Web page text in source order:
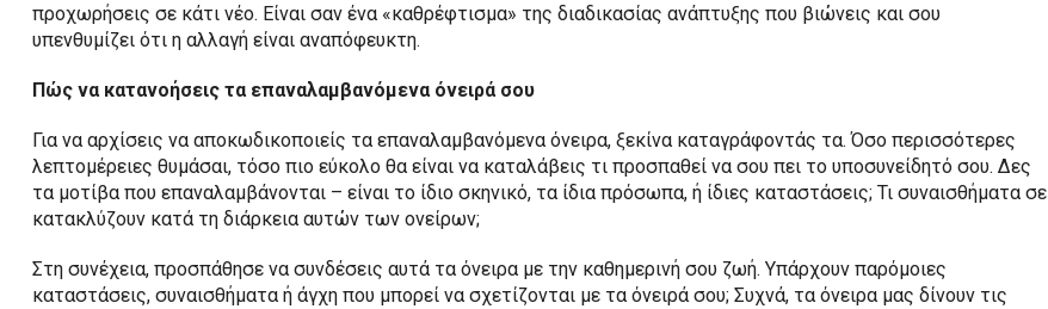
προχωρήσεις σε κάτι νέο. Είναι σαν ένα «καθρέφτισμα» της διαδικασίας ανάπτυξης που βιώνεις και σου
υπενθυμίζει ότι η αλλαγή είναι αναπόφευκτη.
Πώς να κατανοήσεις τα επαναλαμβανόμενα όνειρά σου
Για να αρχίσεις να αποκωδικοποιείς τα επαναλαμβανόμενα όνειρα, ξεκίνα καταγράφοντάς τα. Όσο περισσότερες
λεπτομέρειες θυμάσαι, τόσο πιο εύκολο θα είναι να καταλάβεις τι προσπαθεί να σου πει το υποσυνείδητό σου. Δες
τα μοτίβα που επαναλαμβάνονται – είναι το ίδιο σκηνικό, τα ίδια πρόσωπα, ή ίδιες καταστάσεις; Τι συναισθήματα σε
κατακλύζουν κατά τη διάρκεια αυτών των ονείρων;
Στη συνέχεια, προσπάθησε να συνδέσεις αυτά τα όνειρα με την καθημερινή σου ζωή. Υπάρχουν παρόμοιες
καταστάσεις, συναισθήματα ή άγχη που μπορεί να σχετίζονται με τα όνειρά σου; Συχνά, τα όνειρα μας δίνουν τις